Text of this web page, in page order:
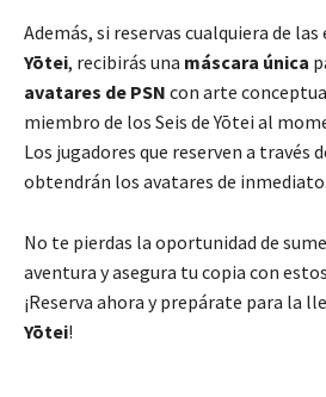
Además, si reservas cualquiera de las
Yōtei, recibirás una máscara única
avatares de PSN con arte
miembro de los Seis de Yōtei al
Los jugadores que reserven a través
obtendrán los avatares de inmediato.
No te pierdas la oportunidad de
aventura y asegura tu copia con
¡Reserva ahora y prepárate para la
Yōtei!